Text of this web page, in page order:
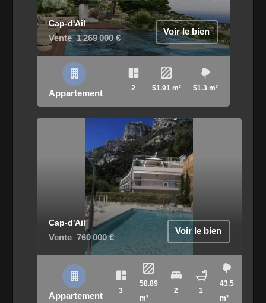
Cap-d'Ail
Vente 1 269 000 €
Voir le bien
Appartement 2 51.91 m² 51.3 m²
Cap-d'Ail
Vente 760 000 €
Voir le bien
Appartement 3
58.89
m²
2 1
43.5
m²